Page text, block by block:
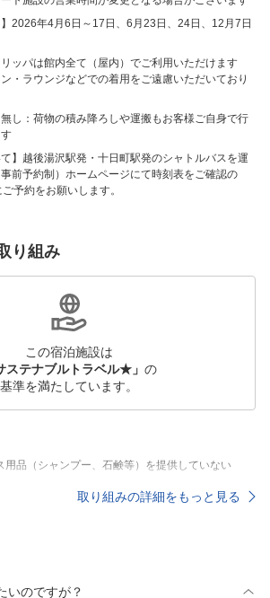
】2026年4月6日～17日、6月23日、24日、12月7日
リッパは館内全て（屋内）でご利用いただけます
・ラウンジなどでの着用をご遠慮いただいており
無し：荷物の積み降ろしや運搬もお客様ご自身で行
て】越後湯沢駅発・十日町駅発のシャトルバスを運
前予約制）ホームページにて時刻表をご確認の
予約をお願いします。
り組み
この宿泊施設は
ステナブルトラベル★」 の
基準を満たしています。
用品（シャンプー、石鹸等）を提供していない
取り組みの詳細をもっと見る
いのですが？